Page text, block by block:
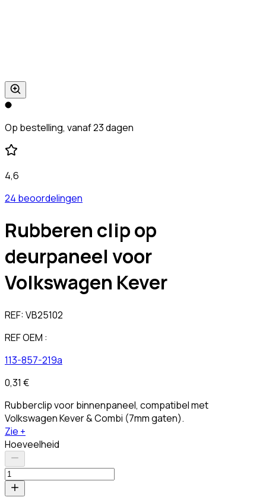
Op bestelling, vanaf 23 dagen
4,6
24 beoordelingen
Rubberen clip op
deurpaneel voor
Volkswagen Kever
REF:VB25102
REF OEM :
113-857-219a
0,31 €
Rubberclip voor binnenpaneel, compatibel met
Volkswagen Kever & Combi (7mm gaten).
Zie +
Hoeveelheid